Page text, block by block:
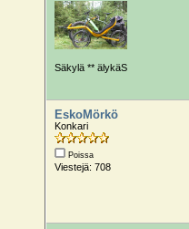
Säkylä ** älykäS
EskoMörkö
Konkari
Poissa
Viestejä: 708